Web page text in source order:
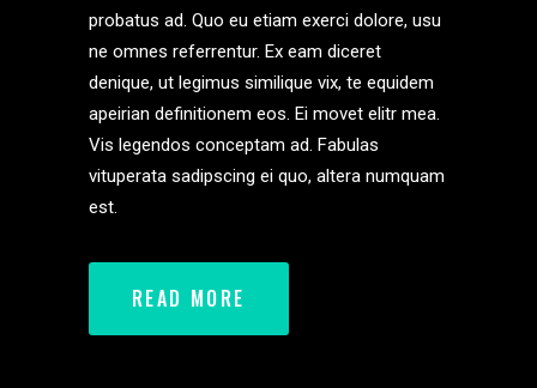
probatus ad. Quo eu etiam exerci dolore, usu
ne omnes referrentur. Ex eam diceret
denique, ut legimus similique vix, te equidem
apeirian definitionem eos. Ei movet elitr mea.
Vis legendos conceptam ad. Fabulas
vituperata sadipscing ei quo, altera numquam
est.
READ MORE